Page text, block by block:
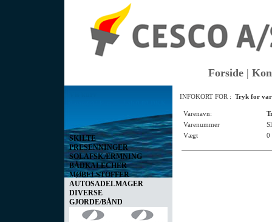
Forside |
SKILTE
PRESENNINGER
SOLAFSKÆRMNING
BÅDKALECHER
MØBELSTOFFER
AUTOSADELMAGER
DIVERSE
GJORDE/BÅND
INFOKORT FOR : Tryk for
Varenavn:
Varenummer
Vægt
0